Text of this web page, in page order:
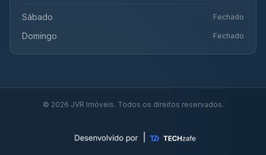
Sábado Fechado
Domingo Fechado
© 2026 JVR Imóveis. Todos os direitos reservados.